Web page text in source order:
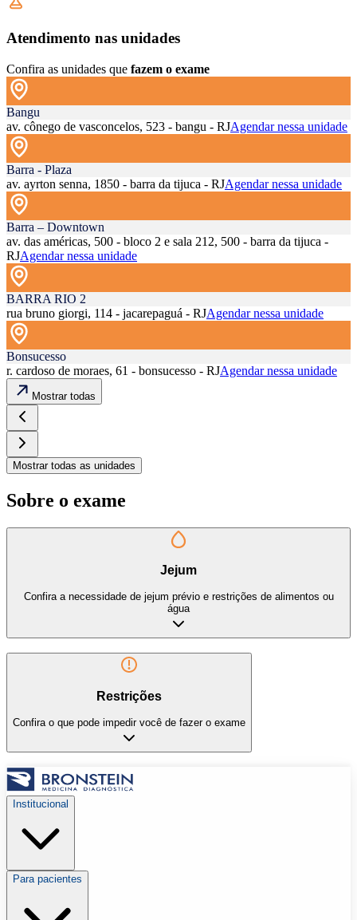
Atendimento nas unidades
Confira as unidades que fazem o exame
Bangu
av. cônego de vasconcelos, 523 - bangu - RJAgendar nessa unidade
Barra - Plaza
av. ayrton senna, 1850 - barra da tijuca - RJAgendar nessa unidade
Barra – Downtown
av. das américas, 500 - bloco 2 e sala 212, 500 - barra da tijuca -
RJAgendar nessa unidade
BARRA RIO 2
rua bruno giorgi, 114 - jacarepaguá - RJAgendar nessa unidade
Bonsucesso
r. cardoso de moraes, 61 - bonsucesso - RJAgendar nessa unidade
Mostrar todas
Mostrar todas as unidades
Sobre o exame
Jejum
Confira a necessidade de jejum prévio e restrições de alimentos ou
água
Restrições
Confira o que pode impedir você de fazer o exame
Institucional
Para pacientes